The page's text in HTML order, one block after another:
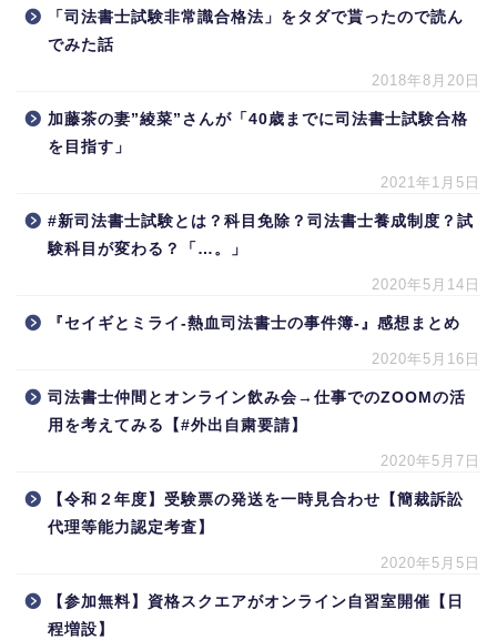
「司法書士試験非常識合格法」をタダで貰ったので読ん
でみた話
2018年8月20日
加藤茶の妻”綾菜”さんが「40歳までに司法書士試験合格
を目指す」
2021年1月5日
#新司法書士試験とは？科目免除？司法書士養成制度？試
験科目が変わる？「…。」
2020年5月14日
『セイギとミライ-熱血司法書士の事件簿-』感想まとめ
2020年5月16日
司法書士仲間とオンライン飲み会→仕事でのZOOMの活
用を考えてみる【#外出自粛要請】
2020年5月7日
【令和２年度】受験票の発送を一時見合わせ【簡裁訴訟
代理等能力認定考査】
2020年5月5日
【参加無料】資格スクエアがオンライン自習室開催【日
程増設】